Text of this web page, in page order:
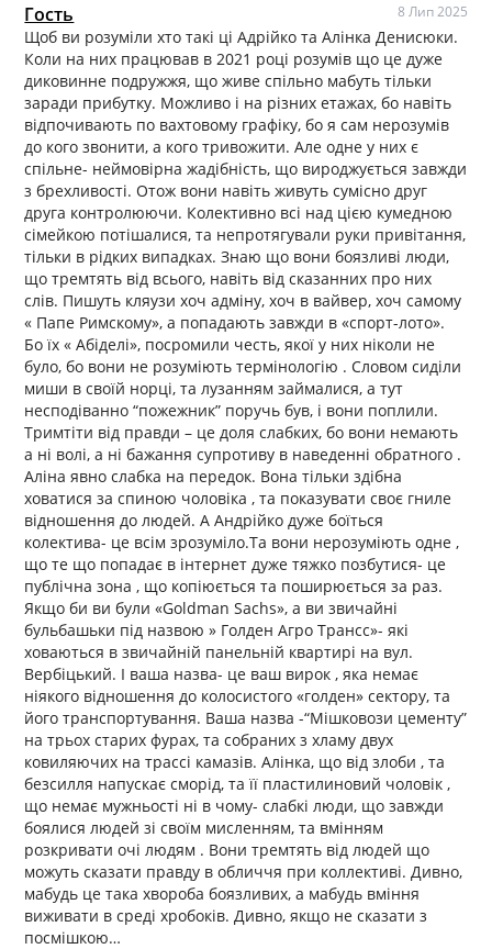
Гость 8 Лип 2025
Щоб ви розуміли хто такі ці Адрійко та Алінка Денисюки.
Коли на них працював в 2021 році розумів що це дуже
диковинне подружжя, що живе спільно мабуть тільки
заради прибутку. Можливо і на різних етажах, бо навіть
відпочивають по вахтовому графіку, бо я сам нерозумів
до кого звонити, а кого тривожити. Але одне у них є
спільне- неймовірна жадібність, що вироджується завжди
з брехливості. Отож вони навіть живуть сумісно друг
друга контролюючи. Колективно всі над цією кумедною
сімейкою потішалися, та непротягували руки привітання,
тільки в рідких випадках. Знаю що вони боязливі люди,
що тремтять від всього, навіть від сказанних про них
слів. Пишуть кляузи хоч адміну, хоч в вайвер, хоч самому
« Папе Римскому», а попадають завжди в «спорт-лото».
Бо їх « Абіделі», посромили честь, якої у них ніколи не
було, бо вони не розуміють термінологію . Словом сиділи
миши в своїй норці, та лузанням займалися, а тут
несподіванно “пожежник” поручь був, і вони поплили.
Тримтіти від правди – це доля слабких, бо вони немають
а ні волі, а ні бажання супротиву в наведенні обратного .
Аліна явно слабка на передок. Вона тільки здібна
ховатися за спиною чоловіка , та показувати своє гниле
відношення до людей. А Андрійко дуже боїться
колектива- це всім зрозуміло.Та вони нерозуміють одне ,
що те що попадає в інтернет дуже тяжко позбутися- це
публічна зона , що копіюється та поширюється за раз.
Якщо би ви були «Goldman Sachs», а ви звичайні
бульбашьки під назвою » Голден Агро Трансс»- які
ховаються в звичайній панельній квартирі на вул.
Вербіцький. І ваша назва- це ваш вирок , яка немає
ніякого відношення до колосистого «голден» сектору, та
його транспортування. Ваша назва -“Мішковози цементу”
на трьох старих фурах, та собраних з хламу двух
ковиляючих на трассі камазів. Алінка, що від злоби , та
безсилля напускає сморід, та її пластилиновий чоловік ,
що немає мужньості ні в чому- слабкі люди, що завжди
боялися людей зі своїм мисленням, та вмінням
розкривати очі людям . Вони тремтять від людей що
можуть сказати правду в обличчя при коллективі. Дивно,
мабудь це така хвороба боязливих, а мабудь вміння
виживати в среді хробоків. Дивно, якщо не сказати з
посмішкою…